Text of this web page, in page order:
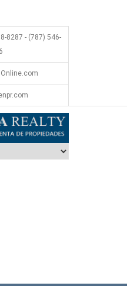
8287 - (787) 546-